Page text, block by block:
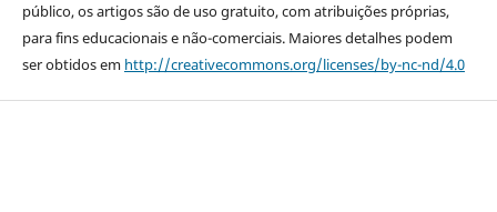
público, os artigos são de uso gratuito, com atribuições próprias,
para fins educacionais e não-comerciais. Maiores detalhes podem
ser obtidos em http://creativecommons.org/licenses/by-nc-nd/4.0